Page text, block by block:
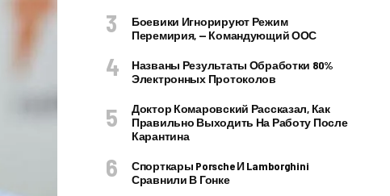
Боевики Игнорируют Режим
Перемирия, — Командующий ООС
Названы Результаты Обработки 80%
Электронных Протоколов
Доктор Комаровский Рассказал, Как
Правильно Выходить На Работу После
Карантина
Спорткары Porsche И Lamborghini
Сравнили В Гонке